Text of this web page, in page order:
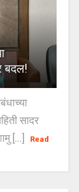
बदल!
सादर
[...]
Read